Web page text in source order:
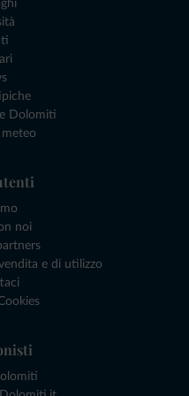
Dolomiti
meteo
noi
e di utilizzo